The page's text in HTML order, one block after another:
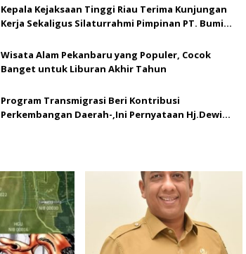
Kepala Kejaksaan Tinggi Riau Terima Kunjungan
Kerja Sekaligus Silaturrahmi Pimpinan PT. Bumi
Wisata Alam Pekanbaru yang Populer, Cocok
Banget untuk Liburan Akhir Tahun
Program Transmigrasi Beri Kontribusi
Perkembangan Daerah-,Ini Pernyataan Hj.Dewi